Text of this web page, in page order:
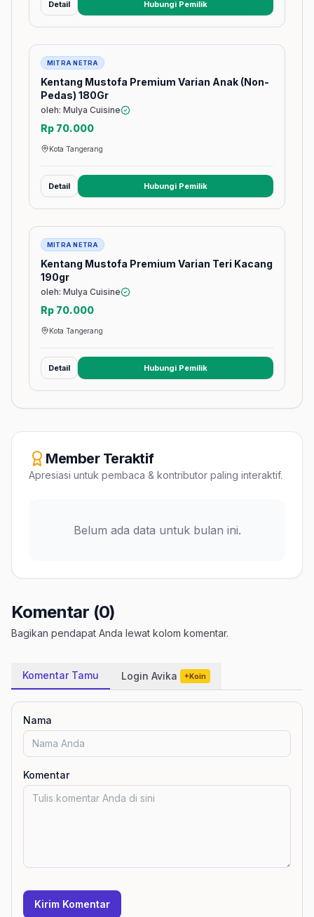
Detail Hubungi Pemilik(membuka tab baru)
Barang
MITRA NETRA
Kentang Mustofa Premium Varian Anak (Non-
Pedas) 180Gr
oleh: Mulya Cuisine
Rp 70.000
Kota Tangerang
Detail Hubungi Pemilik(membuka tab baru)
Barang
MITRA NETRA
Kentang Mustofa Premium Varian Teri Kacang
190gr
oleh: Mulya Cuisine
Rp 70.000
Kota Tangerang
Detail Hubungi Pemilik(membuka tab baru)
Member Teraktif
Apresiasi untuk pembaca & kontributor paling interaktif.
Belum ada data untuk bulan ini.
Komentar (0)
Bagikan pendapat Anda lewat kolom komentar.
Komentar Tamu Login Avika +Koin
Nama
Komentar
Kirim Komentar